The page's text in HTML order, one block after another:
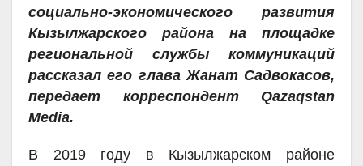
социально-экономического развития
Кызылжарского района на площадке
региональной службы коммуникаций
рассказал его глава Жанат Садвокасов,
передает корреспондент Qazaqstan
Media.
В 2019 году в Кызылжарском районе